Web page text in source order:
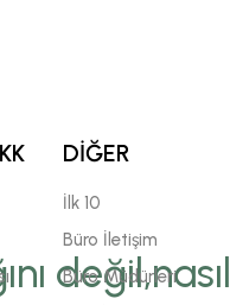
değil,nasıl
DİĞER
İlk 10
Büro İletişim
Büro Müdürleri